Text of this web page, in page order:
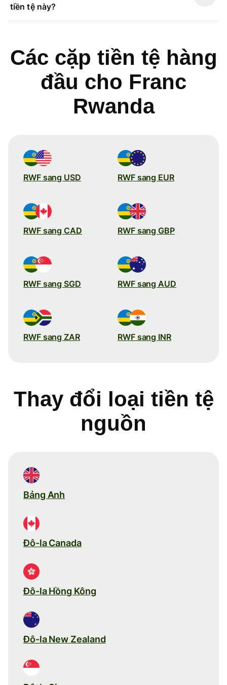
tiền tệ này?
Các cặp tiền tệ hàng
đầu cho Franc
Rwanda
RWF sang USD RWF sang EUR
RWF sang CAD RWF sang GBP
RWF sang SGD RWF sang AUD
RWF sang ZAR RWF sang INR
Thay đổi loại tiền tệ
nguồn
Bảng Anh
Đô-la Canada
Đô-la Hồng Kông
Đô-la New Zealand